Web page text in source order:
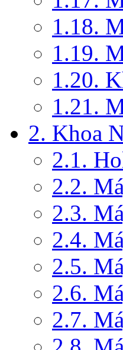
1.18.
1.19.
1.20.
1.21.
2. Khoa
2.1.
2.2.
2.3.
2.4.
2.5.
2.6.
2.7.